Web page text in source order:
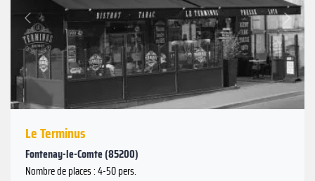
Précédent
Suivant
Le Terminus
Fontenay-le-Comte (85200)
Nombre de places : 4-50 pers.